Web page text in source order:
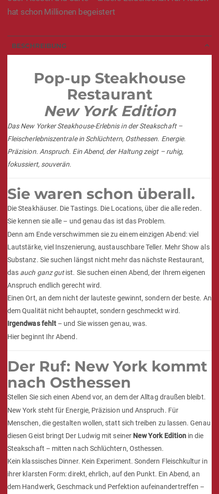
hat schon Millionen begeistert
BESCHREIBUNG
Pop-up Steakhouse
Restaurant
New York Edition
Das New Yorker Steakhouse-Erlebnis in der Steakschaft –
Fleischerlebniszentrale in Schlüchtern, Osthessen. Energie.
Präzision. Anspruch. Ein Abend, der Haltung zeigt – ruhig,
fokussiert, souverän.
Sie waren schon überall.
Die Steakhäuser. Die Tastings. Die Locations, über die alle reden.
Sie kennen sie alle – und genau das ist das Problem.
Denn am Ende verschwimmen sie zu einem einzigen Abend: viel
Lautstärke, viel Inszenierung, austauschbare Teller. Mehr Show als
Substanz. Sie suchen längst nicht mehr das nächste Restaurant,
das auch ganz gutist. Sie suchen einen Abend, der Ihrem eigenen
Anspruch endlich gerecht wird.
Einen Ort, an dem nicht der lauteste gewinnt, sondern der beste. An
dem Qualität nicht behauptet, sondern geschmeckt wird.
Irgendwas fehlt – und Sie wissen genau, was.
Hier beginnt Ihr Abend.
Der Ruf: New York kommt
nach Osthessen
Stellen Sie sich einen Abend vor, an dem der Alltag draußen bleibt.
New York steht für Energie, Präzision und Anspruch. Für
Menschen, die gestalten wollen, statt sich treiben zu lassen. Genau
diesen Geist bringt Der Ludwig mit seiner New York Edition in die
Steakschaft – mitten nach Schlüchtern, Osthessen.
Kein klassisches Dinner. Kein Experiment. Sondern Fleischkultur in
ihrer klarsten Form: direkt, ehrlich, auf den Punkt. Ein Abend, an
dem Handwerk, Geschmack und Perfektion aufeinandertreffen –